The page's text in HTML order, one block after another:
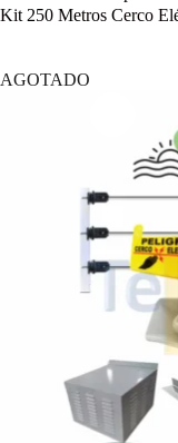
Kit 250 Metros Cerco
AGOTADO